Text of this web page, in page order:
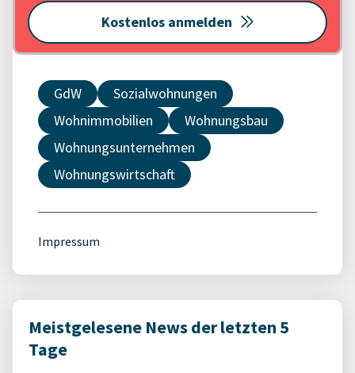
Kostenlos anmelden
GdW
Sozialwohnungen
Wohnimmobilien
Wohnungsbau
Wohnungsunternehmen
Wohnungswirtschaft
Impressum
Meistgelesene News der letzten 5
Tage